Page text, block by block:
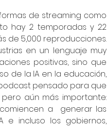
de streaming como
hay 2 temporadas y 22
de 5,000 reproducciones.
en un lenguaje muy
positivas, sino que
de la IA en la educación,
pensado para que
aún más importante:
a  generar las
e incluso los gobiernos,